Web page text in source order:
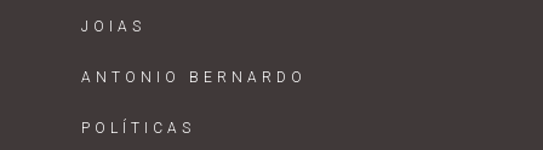
JOIAS
ANTONIO BERNARDO
POLÍTICAS